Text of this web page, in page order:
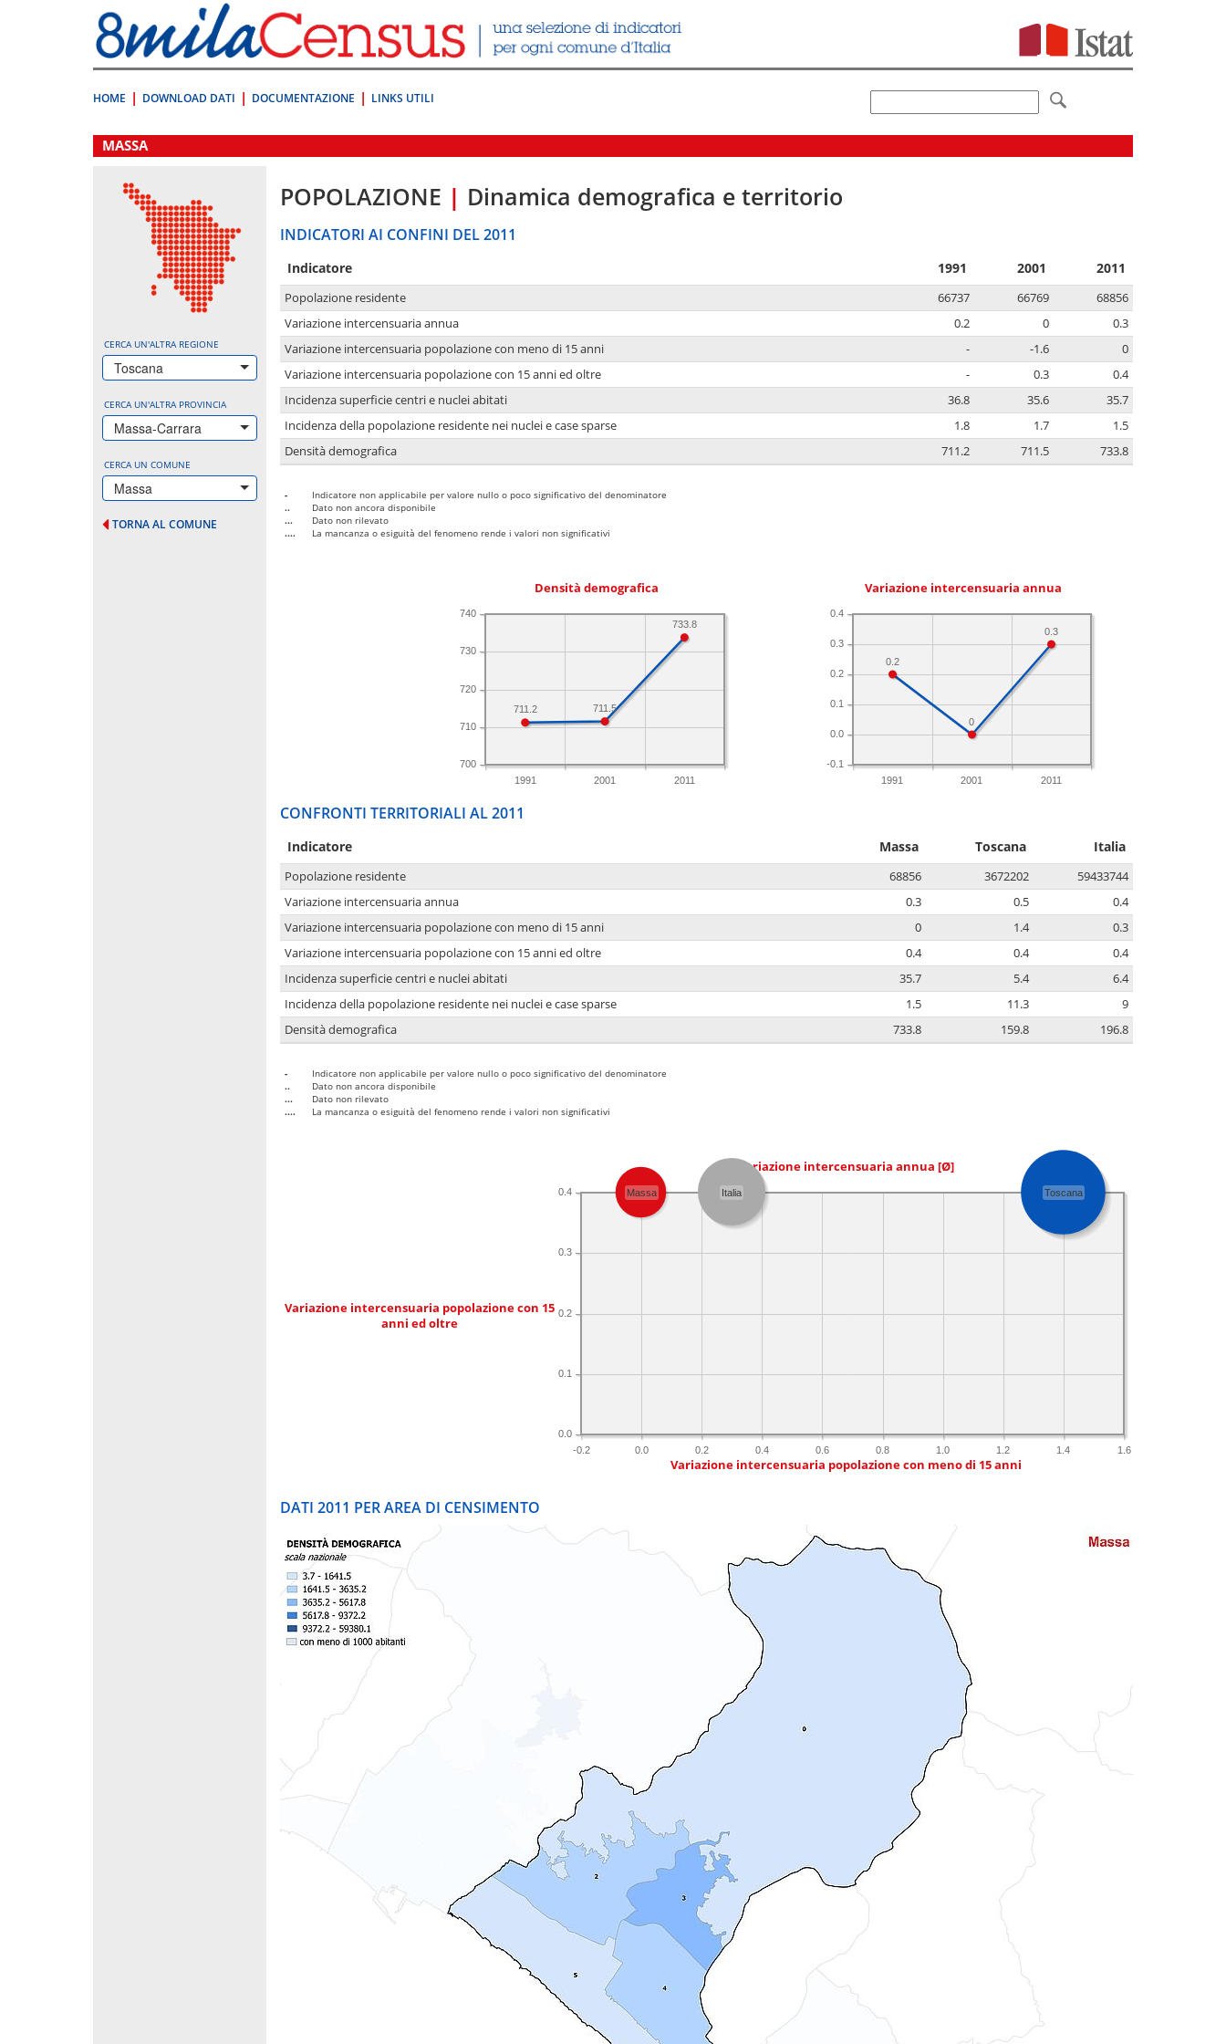
direttamente
a:
Contenuto
HOME DOWNLOAD DATI DOCUMENTAZIONE LINKS UTILI
.
MASSA
CERCA UN'ALTRA REGIONE
Toscana
CERCA UN'ALTRA PROVINCIA
Massa-Carrara
CERCA UN COMUNE
Massa
TORNA AL COMUNE
POPOLAZIONE | Dinamica demografica e territorio
INDICATORI AI CONFINI DEL 2011
Indicatore 1991 2001 2011
Popolazione residente 66737 66769
68856
Variazione intercensuaria annua
0.2 0
0.3
Variazione intercensuaria popolazione con meno di 15 anni
- -1.6
0
Variazione intercensuaria popolazione con 15 anni ed oltre
- 0.3
0.4
Incidenza superficie centri e nuclei abitati
36.8 35.6
35.7
Incidenza della popolazione residente nei nuclei e case sparse
1.8 1.7
1.5
Densità demografica
711.2 711.5 733.8
-
Indicatore non applicabile per valore nullo o poco significativo del denominatore
..
Dato non ancora disponibile
...
Dato non rilevato
....
La mancanza o esiguità del fenomeno rende i valori non significativi
Densità demografica
1991 2001 2011
700
710
720
730
740
733.8
711.5
711.2
Variazione intercensuaria annua
1991 2001 2011
-0.1
0.0
0.1
0.2
0.3
0.4
0.3
0
0.2
CONFRONTI TERRITORIALI AL 2011
Indicatore Massa Toscana Italia
Popolazione residente 68856 3672202
59433744
Variazione intercensuaria annua
0.3 0.5
0.4
Variazione intercensuaria popolazione con meno di 15 anni
0 1.4
0.3
Variazione intercensuaria popolazione con 15 anni ed oltre
0.4 0.4
0.4
Incidenza superficie centri e nuclei abitati
35.7 5.4
6.4
Incidenza della popolazione residente nei nuclei e case sparse
1.5 11.3
9
Densità demografica
733.8 159.8 196.8
-
Indicatore non applicabile per valore nullo o poco significativo del denominatore
..
Dato non ancora disponibile
...
Dato non rilevato
....
La mancanza o esiguità del fenomeno rende i valori non significativi
Variazione intercensuaria annua [Ø]
Variazione intercensuaria popolazione con 15
anni ed oltre
-0.2 0.0 0.2 0.4 0.6 0.8 1.0 1.2 1.4 1.6
0.0
0.1
0.2
0.3
0.4 Toscana
Italia
Massa
Variazione intercensuaria popolazione con meno di 15 anni
DATI 2011 PER AREA DI CENSIMENTO